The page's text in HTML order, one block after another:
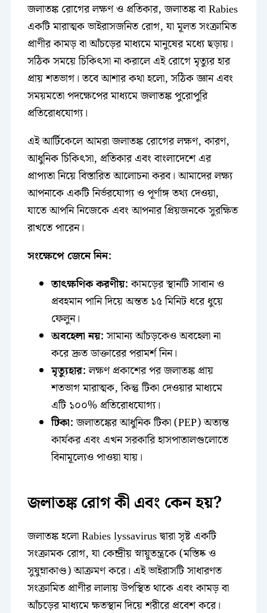
জলাতঙ্ক রোগের লক্ষণ ও প্রতিকার, জলাতঙ্ক বা Rabies
একটি মারাত্মক ভাইরাসজনিত রোগ, যা মূলত সংক্রামিত
প্রাণীর কামড় বা আঁচড়ের মাধ্যমে মানুষের মধ্যে ছড়ায়।
সঠিক সময়ে চিকিৎসা না করালে এই রোগে মৃত্যুর হার
প্রায় শতভাগ। তবে আশার কথা হলো, সঠিক জ্ঞান এবং
সময়মতো পদক্ষেপের মাধ্যমে জলাতঙ্ক পুরোপুরি
প্রতিরোধযোগ্য।
এই আর্টিকেলে আমরা জলাতঙ্ক রোগের লক্ষণ, কারণ,
আধুনিক চিকিৎসা, প্রতিকার এবং বাংলাদেশে এর
প্রাপ্যতা নিয়ে বিস্তারিত আলোচনা করব। আমাদের লক্ষ্য
আপনাকে একটি নির্ভরযোগ্য ও পূর্ণাঙ্গ তথ্য দেওয়া,
যাতে আপনি নিজেকে এবং আপনার প্রিয়জনকে সুরক্ষিত
রাখতে পারেন।
সংক্ষেপে জেনে নিন:
তাৎক্ষণিক করণীয়:কামড়ের স্থানটি সাবান ও
প্রবহমান পানি দিয়ে অন্তত ১৫ মিনিট ধরে ধুয়ে
ফেলুন।
অবহেলা নয়:সামান্য আঁচড়কেও অবহেলা না
করে দ্রুত ডাক্তারের পরামর্শ নিন।
মৃত্যুহার:লক্ষণ প্রকাশের পর জলাতঙ্ক প্রায়
শতভাগ মারাত্মক, কিন্তু টিকা দেওয়ার মাধ্যমে
এটি ১০০% প্রতিরোধযোগ্য।
টিকা:জলাতঙ্কের আধুনিক টিকা (PEP) অত্যন্ত
কার্যকর এবং এখন সরকারি হাসপাতালগুলোতে
বিনামূল্যেও পাওয়া যায়।
জলাতঙ্ক রোগ কী এবং কেন হয়?
জলাতঙ্ক হলো Rabies lyssavirus দ্বারা সৃষ্ট একটি
সংক্রামক রোগ, যা কেন্দ্রীয় স্নায়ুতন্ত্রকে (মস্তিষ্ক ও
সুষুম্নাকাণ্ড) আক্রমণ করে। এই ভাইরাসটি সাধারণত
সংক্রামিত প্রাণীর লালায় উপস্থিত থাকে এবং কামড় বা
আঁচড়ের মাধ্যমে ক্ষতস্থান দিয়ে শরীরে প্রবেশ করে।